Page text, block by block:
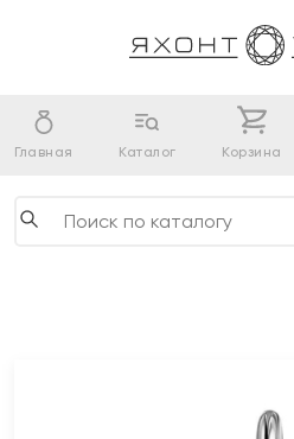
Главная Каталог Корзина